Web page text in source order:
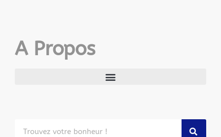
A Propos